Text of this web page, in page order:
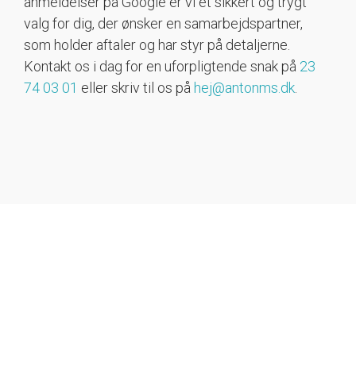
valg for dig, der ønsker en samarbejdspartner,
som holder aftaler og har styr på detaljerne.
Kontakt os i dag for en uforpligtende snak på 23
74 03 01 eller skriv til os på hej@antonms.dk.